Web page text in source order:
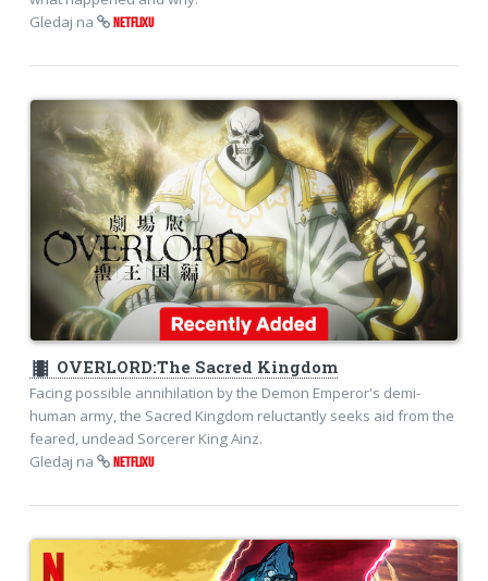
Gledaj na
NETFLIXU
theaters OVERLORD:The Sacred Kingdom
Facing possible annihilation by the Demon Emperor's demi-
human army, the Sacred Kingdom reluctantly seeks aid from the
feared, undead Sorcerer King Ainz.
Gledaj na
NETFLIXU